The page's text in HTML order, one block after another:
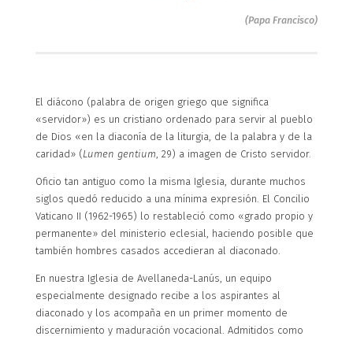
(Papa Francisco)
El diácono (palabra de origen griego que significa
«servidor») es un cristiano ordenado para servir al pueblo
de Dios «en la diaconía de la liturgia, de la palabra y de la
caridad» (Lumen gentium , 29) a imagen de Cristo servidor.
Oficio tan antiguo como la misma Iglesia, durante muchos
siglos quedó reducido a una mínima expresión. El Concilio
Vaticano II (1962-1965) lo restableció como «grado propio y
permanente» del ministerio eclesial, haciendo posible que
también hombres casados accedieran al diaconado.
En nuestra Iglesia de Avellaneda-Lanús, un equipo
especialmente designado recibe a los aspirantes al
diaconado y los acompaña en un primer momento de
discernimiento y maduración vocacional. Admitidos como